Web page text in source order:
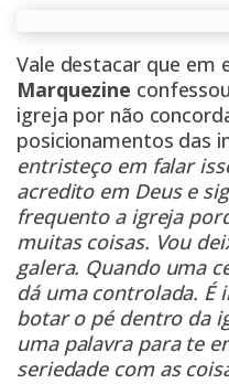
Vale destacar que em
Marquezine
igreja por não
posicionamentos das
entristeço em falar
acredito em Deus e
frequento a igreja
muitas coisas. Vou
galera. Quando uma
dá uma controlada. É
botar o pé dentro da
uma palavra para te
seriedade com as